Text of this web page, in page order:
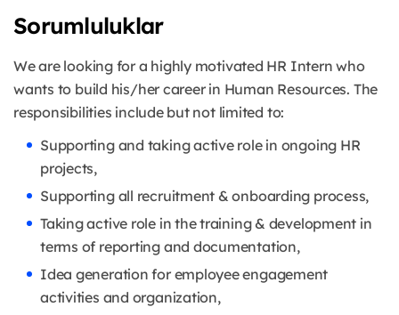
Sorumluluklar
We are looking for a highly motivated HR Intern who
wants to build his/her career in Human Resources. The
responsibilities include but not limited to:
Supporting and taking active role in ongoing HR
projects,
Supporting all recruitment & onboarding process,
Taking active role in the training & development in
terms of reporting and documentation,
Idea generation for employee engagement
activities and organization,